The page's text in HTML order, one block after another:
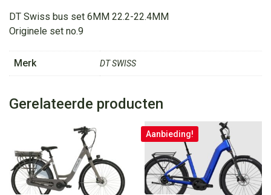
22.4MM
aantal
DT Swiss bus set 6MM 22.2-22.4MM
Originele set no.9
Merk DT SWISS
Gerelateerde producten
Aanbieding!